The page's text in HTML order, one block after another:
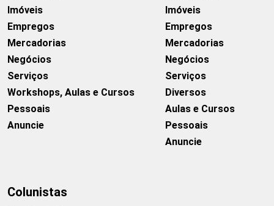
Imóveis
Empregos
Mercadorias
Negócios
Serviços
Workshops, Aulas e Cursos
Pessoais
Anuncie
Imóveis
Empregos
Mercadorias
Negócios
Serviços
Diversos
Aulas e Cursos
Pessoais
Anuncie
Colunistas